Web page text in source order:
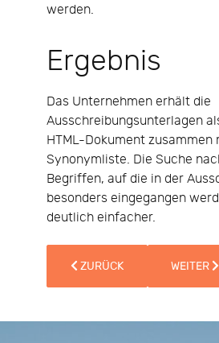
werden.
Ergebnis
Das Unternehmen erhält die
Ausschreibungsunterlagen
HTML-Dokument zusammen
Synonymliste. Die Suche
Begriffen, auf die in der
besonders eingegangen
deutlich einfacher.
VORHERIGER BEITRAG:
ZURÜCK WEITER